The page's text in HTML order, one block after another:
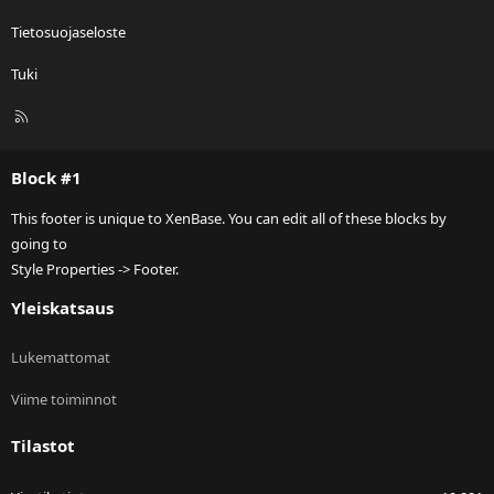
Tietosuojaseloste
Tuki
R
Block #1
This footer is unique to XenBase. You can edit all of these blocks by
going to
Style Properties -> Footer.
Yleiskatsaus
Lukemattomat
Viime toiminnot
Tilastot